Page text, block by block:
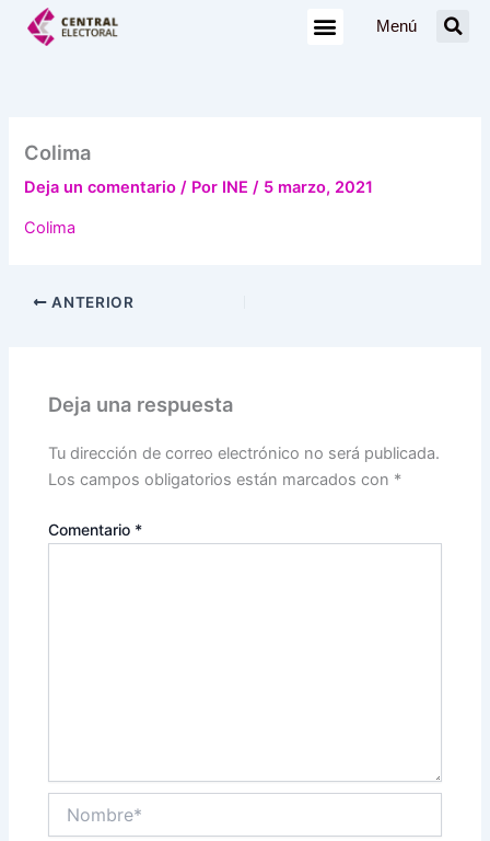
Menú
Colima
Deja un comentario / Por INE/ 5 marzo, 2021
Colima
ANTERIOR
Deja una respuesta
Tu dirección de correo electrónico no será publicada.
Los campos obligatorios están marcados con *
Comentario *